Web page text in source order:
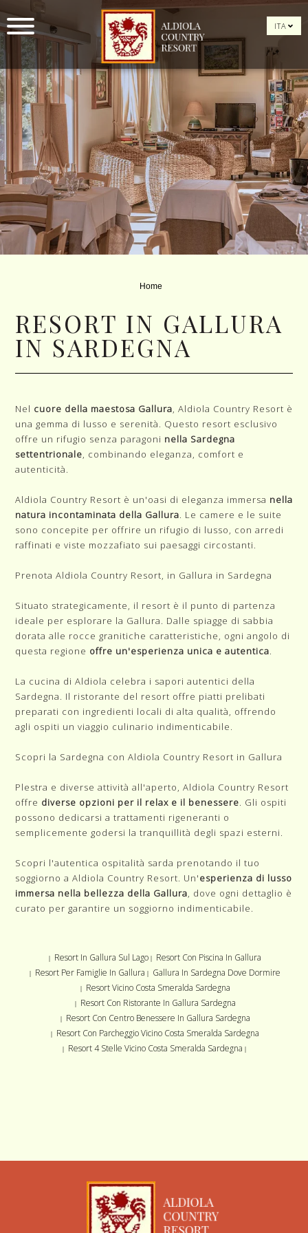
ITA
Home
RESORT IN GALLURA
IN SARDEGNA
Nel cuore della maestosa Gallura, Aldiola Country Resort è
una gemma di lusso e serenità. Questo resort esclusivo
offre un rifugio senza paragoni nella Sardegna
settentrionale, combinando eleganza, comfort e
autenticità.
Aldiola Country Resort è un'oasi di eleganza immersa nella
natura incontaminata della Gallura. Le camere e le suite
sono concepite per offrire un rifugio di lusso, con arredi
raffinati e viste mozzafiato sui paesaggi circostanti.
Prenota Aldiola Country Resort, in Gallura in Sardegna
Situato strategicamente, il resort è il punto di partenza
ideale per esplorare la Gallura. Dalle spiagge di sabbia
dorata alle rocce granitiche caratteristiche, ogni angolo di
questa regione offre un'esperienza unica e autentica.
La cucina di Aldiola celebra i sapori autentici della
Sardegna. Il ristorante del resort offre piatti prelibati
preparati con ingredienti locali di alta qualità, offrendo
agli ospiti un viaggio culinario indimenticabile.
Scopri la Sardegna con Aldiola Country Resort in Gallura
Plestra e diverse attività all'aperto, Aldiola Country Resort
offre diverse opzioni per il relax e il benessere. Gli ospiti
possono dedicarsi a trattamenti rigeneranti o
semplicemente godersi la tranquillità degli spazi esterni.
Scopri l'autentica ospitalità sarda prenotando il tuo
soggiorno a Aldiola Country Resort. Un'esperienza di lusso
immersa nella bellezza della Gallura, dove ogni dettaglio è
curato per garantire un soggiorno indimenticabile.
| Resort In Gallura Sul Lago | Resort Con Piscina In Gallura
| Resort Per Famiglie In Gallura | Gallura In Sardegna Dove Dormire
| Resort Vicino Costa Smeralda Sardegna
| Resort Con Ristorante In Gallura Sardegna
| Resort Con Centro Benessere In Gallura Sardegna
| Resort Con Parcheggio Vicino Costa Smeralda Sardegna
| Resort 4 Stelle Vicino Costa Smeralda Sardegna |